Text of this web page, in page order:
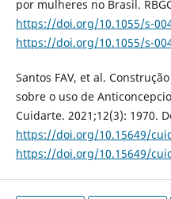
por mulheres no Brasil.
https://doi.org/10.1055/s-
https://doi.org/10.1055/s-
Santos FAV, et al.
sobre o uso de
Cuidarte. 2021;12(3): 1970.
https://doi.org/10.15649/
https://doi.org/10.15649/